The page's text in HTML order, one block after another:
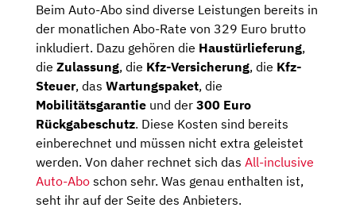
Beim Auto-Abo sind diverse Leistungen bereits in
der monatlichen Abo-Rate von 329 Euro brutto
inkludiert. Dazu gehören die Haustürlieferung,
die Zulassung, die Kfz-Versicherung, die Kfz-
Steuer, das Wartungspaket, die
Mobilitätsgarantie und der 300 Euro
Rückgabeschutz. Diese Kosten sind bereits
einberechnet und müssen nicht extra geleistet
werden. Von daher rechnet sich das All-inclusive
Auto-Abo schon sehr. Was genau enthalten ist,
seht ihr auf der Seite des Anbieters.